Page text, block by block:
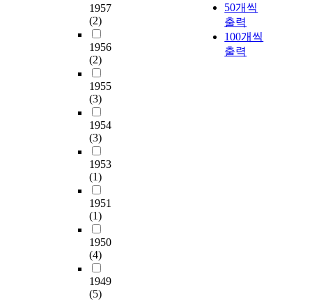
1957
(2)
1956
(2)
1955
(3)
1954
(3)
1953
(1)
1951
(1)
1950
(4)
1949
(5)
50개씩
출력
100개씩
출력